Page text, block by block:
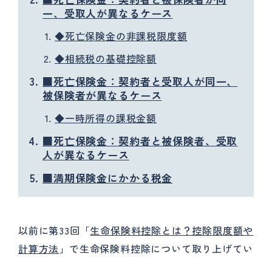
一、受取人が異なるケース
◆死亡保険金の非課税限度額
◆相続税の基礎控除額
■死亡保険金：契約者と受取人が同一、
被保険者が異なるケース
◆一時所得の課税金額
■死亡保険金：契約者と被保険者、受取
人が異なるケース
■満期保険金にかかる税金
以前に第33回「生命保険料控除とは？控除限度額や
計算方法 」で生命保険料控除について取り上げてい